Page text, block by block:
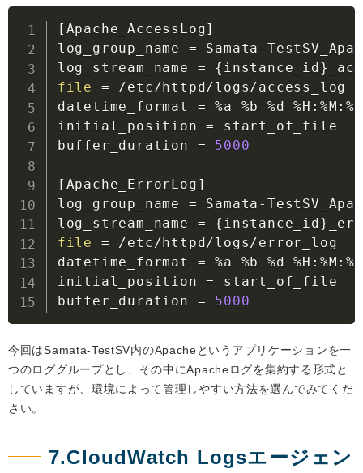
[ Apache_AccessLog]
log_group_name = Samata-
log_stream_name = { instance_id }
file
= /etc/httpd/logs/access_log
datetime_format = %a %b %d
initial_position =
start_of_file
buffer_duration = 5000
[ Apache_ErrorLog ]
log_group_name = Samata-
log_stream_name = { instance_id }
file
= /etc/httpd/logs/error_log
datetime_format = %a %b %d
initial_position =
start_of_file
buffer_duration = 5000
今回はSamata-TestSV内のApacheというアプリケーションを一
つのロググループとし、その中にApacheログを集約する形式と
していますが、環境によって管理しやすい方法を選んでみてくだ
さい。
7.CloudWatch Logsエージェン